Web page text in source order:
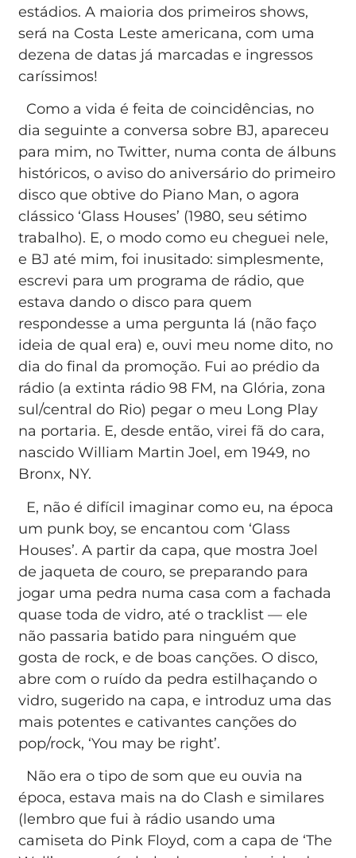
estádios. A maioria dos primeiros shows,
será na Costa Leste americana, com uma
dezena de datas já marcadas e ingressos
caríssimos!
Como a vida é feita de coincidências, no
dia seguinte a conversa sobre BJ, apareceu
para mim, no Twitter, numa conta de álbuns
históricos, o aviso do aniversário do primeiro
disco que obtive do Piano Man, o agora
clássico ‘Glass Houses’ (1980, seu sétimo
trabalho). E, o modo como eu cheguei nele,
e BJ até mim, foi inusitado: simplesmente,
escrevi para um programa de rádio, que
estava dando o disco para quem
respondesse a uma pergunta lá (não faço
ideia de qual era) e, ouvi meu nome dito, no
dia do final da promoção. Fui ao prédio da
rádio (a extinta rádio 98 FM, na Glória, zona
sul/central do Rio) pegar o meu Long Play
na portaria. E, desde então, virei fã do cara,
nascido William Martin Joel, em 1949, no
Bronx, NY.
E, não é difícil imaginar como eu, na época
um punk boy, se encantou com ‘Glass
Houses’. A partir da capa, que mostra Joel
de jaqueta de couro, se preparando para
jogar uma pedra numa casa com a fachada
quase toda de vidro, até o tracklist — ele
não passaria batido para ninguém que
gosta de rock, e de boas canções. O disco,
abre com o ruído da pedra estilhaçando o
vidro, sugerido na capa, e introduz uma das
mais potentes e cativantes canções do
pop/rock, ‘You may be right’.
Não era o tipo de som que eu ouvia na
época, estava mais na do Clash e similares
(lembro que fui à rádio usando uma
camiseta do Pink Floyd, com a capa de ‘The